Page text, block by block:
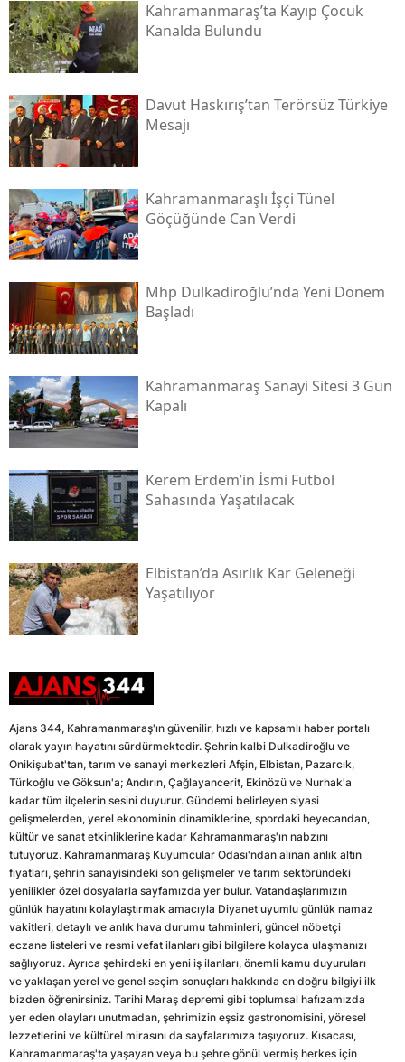
Kahramanmaraş’ta Kayıp Çocuk
Kanalda Bulundu
Davut Haskırış’tan Terörsüz Türkiye
Mesajı
Kahramanmaraşlı İşçi Tünel
Göçüğünde Can Verdi
Mhp Dulkadiroğlu’nda Yeni Dönem
Başladı
Kahramanmaraş Sanayi Sitesi 3 Gün
Kapalı
Kerem Erdem’in İsmi Futbol
Sahasında Yaşatılacak
Elbistan’da Asırlık Kar Geleneği
Yaşatılıyor
Ajans 344, Kahramanmaraş'ın güvenilir, hızlı ve kapsamlı haber portalı
olarak yayın hayatını sürdürmektedir. Şehrin kalbi Dulkadiroğlu ve
Onikişubat'tan, tarım ve sanayi merkezleri Afşin, Elbistan, Pazarcık,
Türkoğlu ve Göksun'a; Andırın, Çağlayancerit, Ekinözü ve Nurhak'a
kadar tüm ilçelerin sesini duyurur. Gündemi belirleyen siyasi
gelişmelerden, yerel ekonominin dinamiklerine, spordaki heyecandan,
kültür ve sanat etkinliklerine kadar Kahramanmaraş'ın nabzını
tutuyoruz. Kahramanmaraş Kuyumcular Odası'ndan alınan anlık altın
fiyatları, şehrin sanayisindeki son gelişmeler ve tarım sektöründeki
yenilikler özel dosyalarla sayfamızda yer bulur. Vatandaşlarımızın
günlük hayatını kolaylaştırmak amacıyla Diyanet uyumlu günlük namaz
vakitleri, detaylı ve anlık hava durumu tahminleri, güncel nöbetçi
eczane listeleri ve resmi vefat ilanları gibi bilgilere kolayca ulaşmanızı
sağlıyoruz. Ayrıca şehirdeki en yeni iş ilanları, önemli kamu duyuruları
ve yaklaşan yerel ve genel seçim sonuçları hakkında en doğru bilgiyi ilk
bizden öğrenirsiniz. Tarihi Maraş depremi gibi toplumsal hafızamızda
yer eden olayları unutmadan, şehrimizin eşsiz gastronomisini, yöresel
lezzetlerini ve kültürel mirasını da sayfalarımıza taşıyoruz. Kısacası,
Kahramanmaraş'ta yaşayan veya bu şehre gönül vermiş herkes için